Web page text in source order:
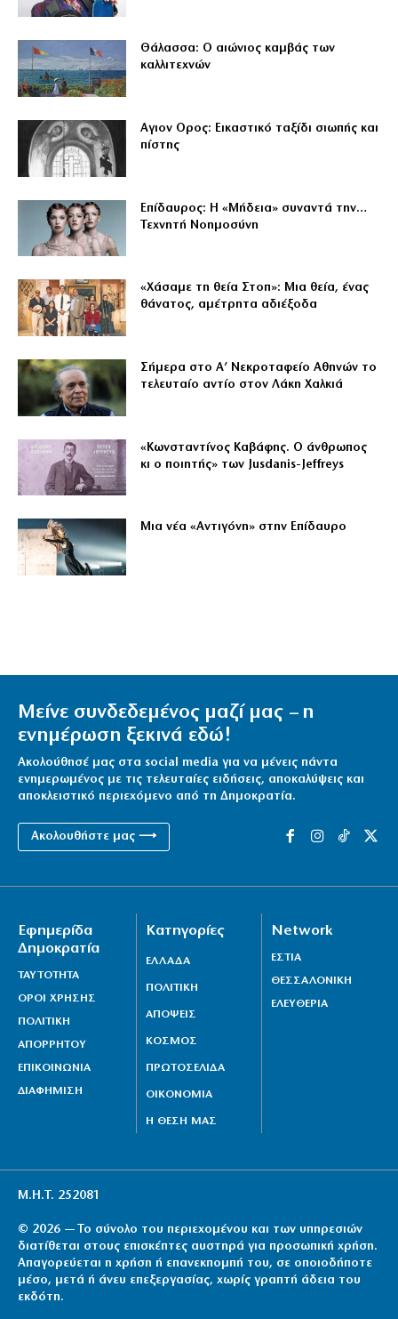
Θάλασσα: Ο αιώνιος καμβάς των
καλλιτεχνών
Αγιον Ορος: Εικαστικό ταξίδι σιωπής και
πίστης
Επίδαυρος: Η «Μήδεια» συναντά την…
Τεχνητή Νοημοσύνη
«Χάσαμε τη θεία Στοπ»: Μια θεία, ένας
θάνατος, αμέτρητα αδιέξοδα
Σήμερα στο Α’ Νεκροταφείο Αθηνών το
τελευταίο αντίο στον Λάκη Χαλκιά
«Κωνσταντίνος Καβάφης. Ο άνθρωπος
κι ο ποιητής» των Jusdanis-Jeffreys
Μια νέα «Αντιγόνη» στην Επίδαυρο
Μείνε συνδεδεμένος μαζί μας – η
ενημέρωση ξεκινά εδώ!
Ακολούθησέ μας στα social media για να μένεις πάντα
ενημερωμένος με τις τελευταίες ειδήσεις, αποκαλύψεις και
αποκλειστικό περιεχόμενο από τη Δημοκρατία.
Ακολουθήστε μας ⟶
Εφημερίδα
Δημοκρατία
ΤΑΥΤΟΤΗΤΑ
ΟΡΟΙ ΧΡΗΣΗΣ
ΠΟΛΙΤΙΚΗ
ΑΠΟΡΡΗΤΟΥ
ΕΠΙΚΟΙΝΩΝΙΑ
ΔΙΑΦΗΜΙΣΗ
Κατηγορίες
ΕΛΛΑΔΑ
ΠΟΛΙΤΙΚΗ
ΑΠΟΨΕΙΣ
ΚΟΣΜΟΣ
ΠΡΩΤΟΣΕΛΙΔΑ
ΟΙΚΟΝΟΜΙΑ
Η ΘΕΣΗ ΜΑΣ
Network
ΕΣΤΙΑ
ΘΕΣΣΑΛΟΝΙΚΗ
ΕΛΕΥΘΕΡΙΑ
Μ.Η.Τ. 252081
© 2026 — Το σύνολο του περιεχομένου και των υπηρεσιών
διατίθεται στους επισκέπτες αυστηρά για προσωπική χρήση.
Απαγορεύεται η χρήση ή επανεκπομπή του, σε οποιοδήποτε
μέσο, μετά ή άνευ επεξεργασίας, χωρίς γραπτή άδεια του
εκδότη.